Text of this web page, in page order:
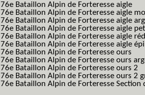
76e Bataillon Alpin de Forteresse aigle
76e Bataillon Alpin de Forteresse aigle
76e Bataillon Alpin de Forteresse aigle
76e Bataillon Alpin de Forteresse aigle
76e Bataillon Alpin de Forteresse aigle
76e Bataillon Alpin de Forteresse aigle
76e Bataillon Alpin de Forteresse ours
76e Bataillon Alpin de Forteresse ours
76e Bataillon Alpin de Forteresse ours 2
76e Bataillon Alpin de Forteresse ours 2
76e Bataillon Alpin de Forteresse